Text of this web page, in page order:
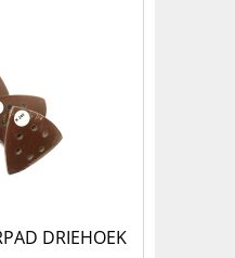
DRIEHOEK